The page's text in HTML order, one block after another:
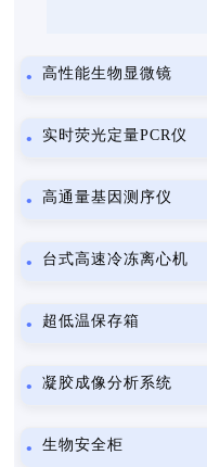
高性能生物显微镜
实时荧光定量PCR仪
高通量基因测序仪
台式高速冷冻离心机
超低温保存箱
凝胶成像分析系统
生物安全柜